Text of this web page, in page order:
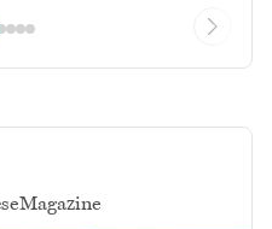
eMagazine